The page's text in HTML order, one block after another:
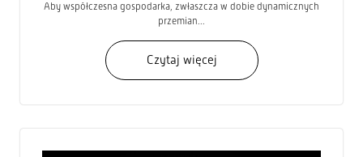
Aby współczesna gospodarka, zwłaszcza w dobie dynamicznych
przemian...
Czytaj więcej